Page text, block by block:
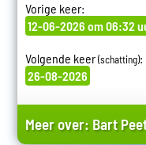
Vorige keer:
12-06-2026 om 06:32
Volgende keer(schatting):
26-08-2026
Meer over: Bart